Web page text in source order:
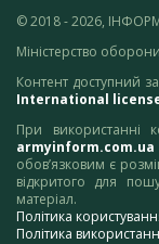
© 2018 - 2026,
Міністерство
Контент доступний
International
При використанні
armyinform.com.ua
обов’язковим є
відкритого для
матеріал.
Політика
Політика